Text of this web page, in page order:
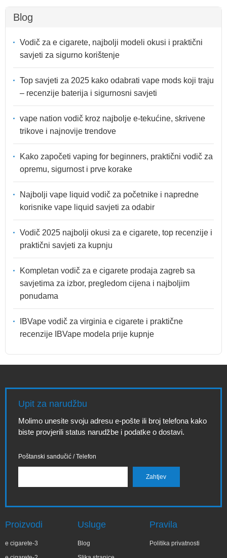
Blog
Vodič za e cigarete, najbolji modeli okusi i praktični
savjeti za sigurno korištenje
Top savjeti za 2025 kako odabrati vape mods koji traju
– recenzije baterija i sigurnosni savjeti
vape nation vodič kroz najbolje e-tekućine, skrivene
trikove i najnovije trendove
Kako započeti vaping for beginners, praktični vodič za
opremu, sigurnost i prve korake
Najbolji vape liquid vodič za početnike i napredne
korisnike vape liquid savjeti za odabir
Vodič 2025 najbolji okusi za e cigarete, top recenzije i
praktični savjeti za kupnju
Kompletan vodič za e cigarete prodaja zagreb sa
savjetima za izbor, pregledom cijena i najboljim
ponudama
IBVape vodič za virginia e cigarete i praktične
recenzije IBVape modela prije kupnje
Upit za narudžbu
Molimo unesite svoju adresu e-pošte ili broj telefona kako
biste provjerili status narudžbe i podatke o dostavi.
Poštanski sandučić / Telefon
Proizvodi
e cigarete-3
Usluge
Blog
Pravila
Politika privatnosti